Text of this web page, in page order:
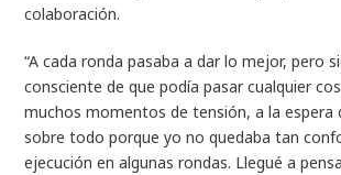
colaboración.
“A cada ronda pasaba a dar lo mejor, pero
consciente de que podía pasar cualquier
muchos momentos de tensión, a la espera
sobre todo porque yo no quedaba tan
ejecución en algunas rondas. Llegué a